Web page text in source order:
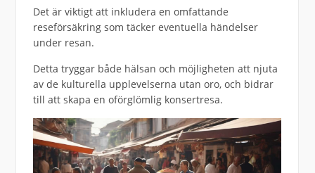
Det är viktigt att inkludera en omfattande
reseförsäkring som täcker eventuella händelser
under resan.
Detta tryggar både hälsan och möjligheten att njuta
av de kulturella upplevelserna utan oro, och bidrar
till att skapa en oförglömlig konsertresa.